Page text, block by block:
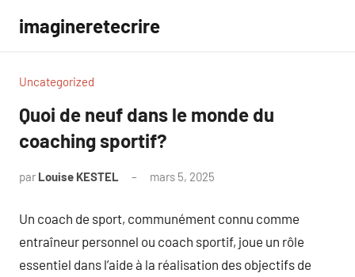
contenu
imagineretecrire
Uncategorized
Quoi de neuf dans le monde du
coaching sportif?
par Louise KESTEL mars 5, 2025
Un coach de sport, communément connu comme
entraîneur personnel ou coach sportif, joue un rôle
essentiel dans l’aide à la réalisation des objectifs de